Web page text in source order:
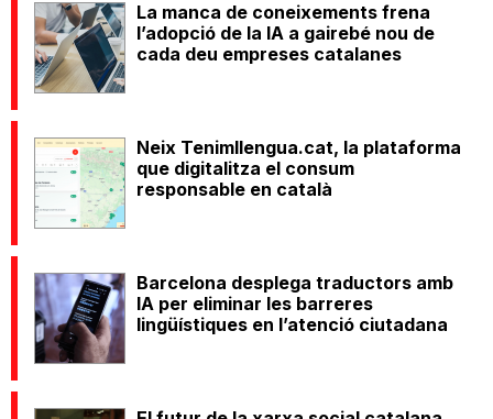
La manca de coneixements frena
l’adopció de la IA a gairebé nou de
cada deu empreses catalanes
Neix Tenimllengua.cat, la plataforma
que digitalitza el consum
responsable en català
Barcelona desplega traductors amb
IA per eliminar les barreres
lingüístiques en l’atenció ciutadana